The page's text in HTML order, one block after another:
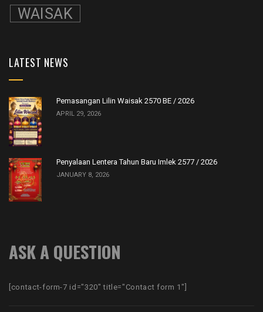
WAISAK
LATEST NEWS
Pemasangan Lilin Waisak 2570 BE / 2026
APRIL 29, 2026
Penyalaan Lentera Tahun Baru Imlek 2577 / 2026
JANUARY 8, 2026
ASK A QUESTION
[contact-form-7 id="320" title="Contact form 1"]